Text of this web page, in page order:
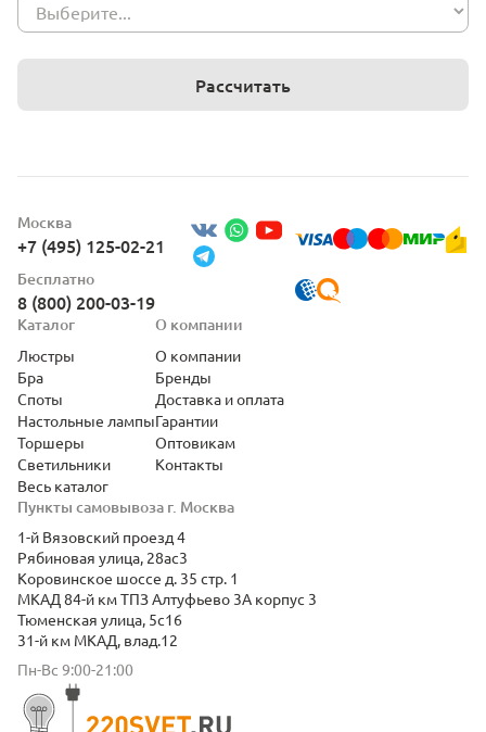
Рассчитать
Москва
+7 (495) 125-02-21
Бесплатно
8 (800) 200-03-19
Пункты самовывоза г. Москва
1-й Вязовский проезд 4
Рябиновая улица, 28ас3
Коровинское шоссе д. 35 стр. 1
МКАД 84-й км ТПЗ Алтуфьево 3А корпус 3
Тюменская улица, 5с16
31-й км МКАД, влад.12
Пн-Вс 9:00-21:00
Каталог
Люстры
Бра
Споты
Настольные лампы
Торшеры
Светильники
Весь каталог
О компании
О компании
Бренды
Доставка и оплата
Гарантии
Оптовикам
Контакты